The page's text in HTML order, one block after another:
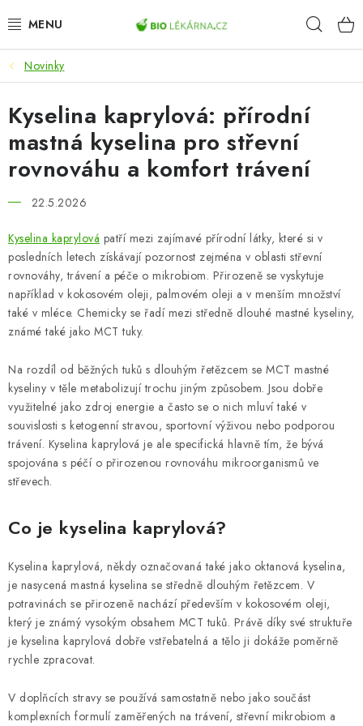
na
AKCE
DOPLŇKY STRAVY
PŘÍRODNÍ KOSMETIKA
SPORT
ZDRAVÉ POTRAVINY
PŘÍSTROJE
ZDRAVOTNÍ OKRUHY
ZNAČKY
Odborný garant MUDr. Monika Klaudysová
Jak nakupovat
GDPR
Obchodní podmínky Kontakty
Slovník pojmů
Moje objednávka
Mapa serveru
Novinky
Kyselina kaprylová: přírodní
mastná kyselina pro střevní
rovnováhu a komfort trávení
22.5.2026
Kyselina kaprylová patří mezi zajímavé přírodní látky, které si v
posledních letech získávají pozornost zejména v oblasti střevní
rovnováhy, trávení a péče o mikrobiom. Přirozeně se vyskytuje
například v kokosovém oleji, palmovém oleji a v menším množství
také v mléce. Chemicky se řadí mezi středně dlouhé mastné kyseliny,
známé také jako MCT tuky.
Na rozdíl od běžných tuků s dlouhým řetězcem se MCT mastné
kyseliny v těle metabolizují trochu jiným způsobem. Jsou dobře
využitelné jako zdroj energie a často se o nich mluví také v
souvislosti s ketogenní stravou, sportovní výživou nebo podporou
trávení. Kyselina kaprylová je ale specifická hlavně tím, že bývá
spojována s péčí o přirozenou rovnováhu mikroorganismů ve
střevech.
Co je kyselina kaprylová?
Kyselina kaprylová, někdy označovaná také jako oktanová kyselina,
je nasycená mastná kyselina se středně dlouhým řetězcem. V
potravinách se přirozeně nachází především v kokosovém oleji,
který je známý vysokým obsahem MCT tuků. Právě díky své struktuře
je kyselina kaprylová dobře vstřebatelná a tělo ji dokáže poměrně
rychle zpracovat.
V doplňcích stravy se používá samostatně nebo jako součást
komplexních formulí zaměřených na trávení, střevní mikrobiom a